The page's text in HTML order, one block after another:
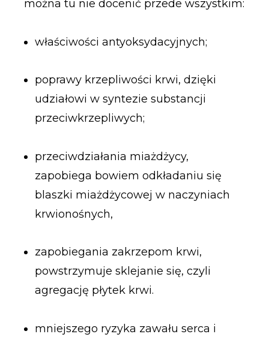
można tu nie docenić przede wszystkim:
właściwości antyoksydacyjnych;
poprawy krzepliwości krwi, dzięki
udziałowi w syntezie substancji
przeciwkrzepliwych;
przeciwdziałania miażdżycy,
zapobiega bowiem odkładaniu się
blaszki miażdżycowej w naczyniach
krwionośnych,
zapobiegania zakrzepom krwi,
powstrzymuje sklejanie się, czyli
agregację płytek krwi.
mniejszego ryzyka zawału serca i